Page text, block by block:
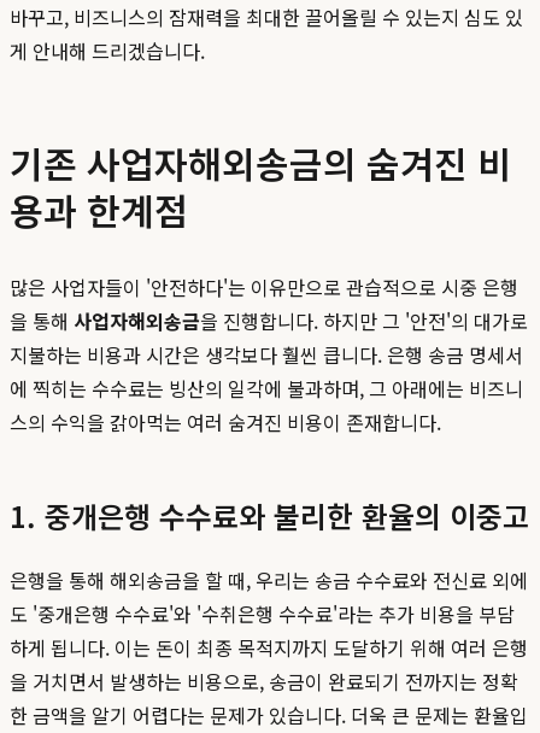
바꾸고, 비즈니스의 잠재력을 최대한 끌어올릴 수 있는지 심도 있
게 안내해 드리겠습니다.
기존 사업자해외송금의 숨겨진 비
용과 한계점
많은 사업자들이 '안전하다'는 이유만으로 관습적으로 시중 은행
을 통해 사업자해외송금을 진행합니다. 하지만 그 '안전'의 대가로
지불하는 비용과 시간은 생각보다 훨씬 큽니다. 은행 송금 명세서
에 찍히는 수수료는 빙산의 일각에 불과하며, 그 아래에는 비즈니
스의 수익을 갉아먹는 여러 숨겨진 비용이 존재합니다.
1. 중개은행 수수료와 불리한 환율의 이중고
은행을 통해 해외송금을 할 때, 우리는 송금 수수료와 전신료 외에
도 '중개은행 수수료'와 '수취은행 수수료'라는 추가 비용을 부담
하게 됩니다. 이는 돈이 최종 목적지까지 도달하기 위해 여러 은행
을 거치면서 발생하는 비용으로, 송금이 완료되기 전까지는 정확
한 금액을 알기 어렵다는 문제가 있습니다. 더욱 큰 문제는 환율입